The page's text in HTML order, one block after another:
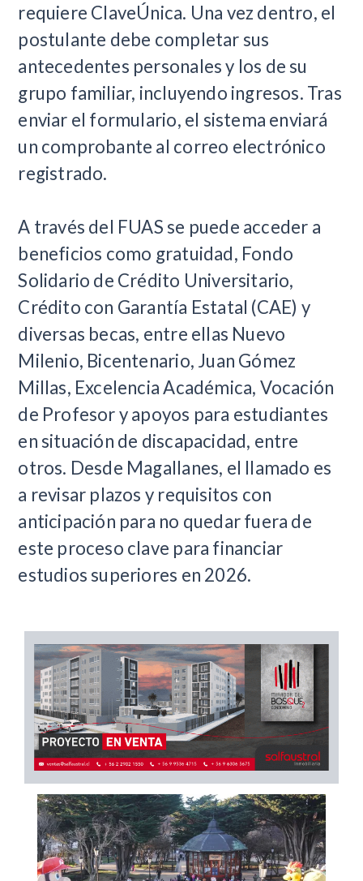
requiere ClaveÚnica. Una vez dentro, el
postulante debe completar sus
antecedentes personales y los de su
grupo familiar, incluyendo ingresos. Tras
enviar el formulario, el sistema enviará
un comprobante al correo electrónico
registrado.
​A través del FUAS se puede acceder a
beneficios como gratuidad, Fondo
Solidario de Crédito Universitario,
Crédito con Garantía Estatal (CAE) y
diversas becas, entre ellas Nuevo
Milenio, Bicentenario, Juan Gómez
Millas, Excelencia Académica, Vocación
de Profesor y apoyos para estudiantes
en situación de discapacidad, entre
otros. Desde Magallanes, el llamado es
a revisar plazos y requisitos con
anticipación para no quedar fuera de
este proceso clave para financiar
estudios superiores en 2026.